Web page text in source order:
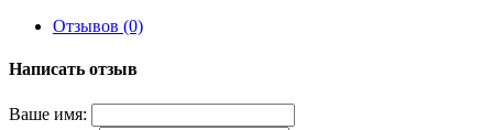
Отзывов (0)
Написать отзыв
Ваше имя: